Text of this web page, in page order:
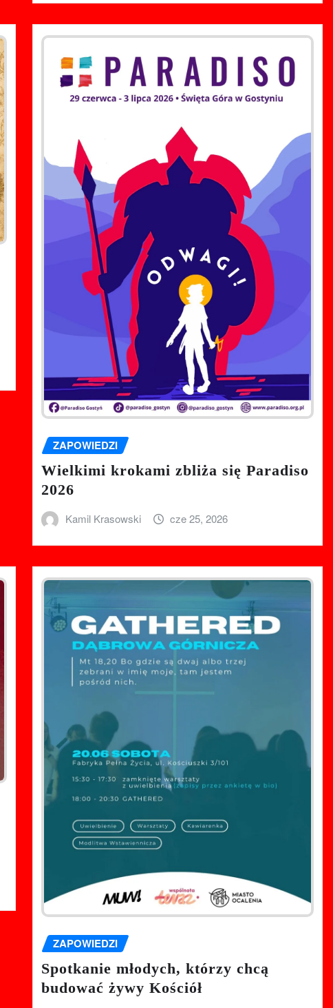
ZAPOWIEDZI
Wielkimi krokami zbliża się Paradiso
2026
Kamil Krasowski cze 25, 2026
ZAPOWIEDZI
Spotkanie młodych, którzy chcą
budować żywy Kościół